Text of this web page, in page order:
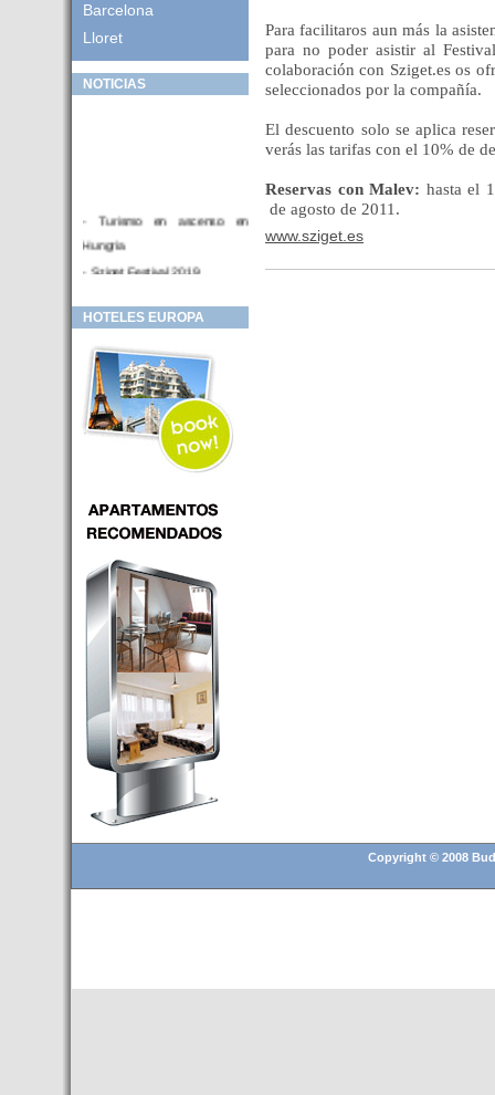
Barcelona
Lloret
NOTICIAS
- Turismo en ascenso en
Hungria
- Sziget Festival 2019
Hotel en venta en zona PRIME
- Inversor para hotel
- Hotel en venta Budapest
- Budapest y Cracovia, las
ciudades de moda en 2018
- Inaugurado en BUDAPEST el
puede ser controlado por
Smarthfones de sus clientes
- HOTEL Moments Budapest,
éste sí es un ‘gran hotel
Budapest’.
- Hoteles en BUDAPEST:
Resultados octubre de 2016,
subida del 15% ocupación y
del 25,6% en el RevPar
- Nuevo Hotel en Budapest
bajo la marca Exe Hotusa
- Transfer Aeropuerto de
BUDAPEST
HOTELES EUROPA
Para facilitaros aun más la
para no poder asistir al
colaboración con Sziget.es os
seleccionados por la compañía.
El descuento solo se aplica
verás las tarifas con el 10% de
Reservas con Malev: hasta el
de agosto de 2011.
www.sziget.es
Copyright © 2008